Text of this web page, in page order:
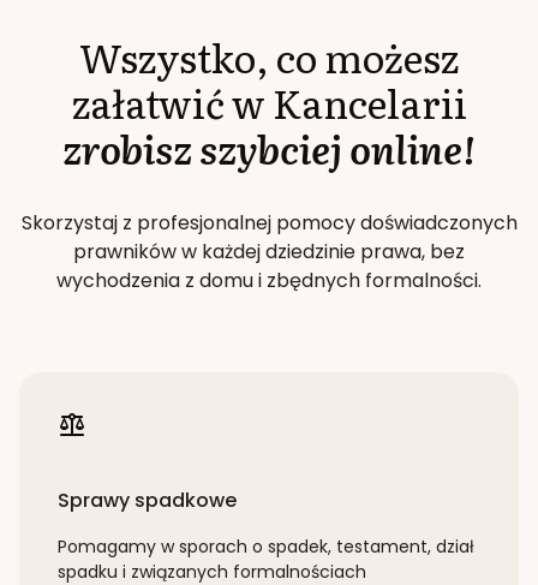
Wszystko, co możesz
załatwić w Kancelarii
zrobisz szybciej online!
Skorzystaj z profesjonalnej pomocy doświadczonych
prawników w każdej dziedzinie prawa, bez
wychodzenia z domu i zbędnych formalności.
Sprawy spadkowe
Pomagamy w sporach o spadek, testament, dział
spadku i związanych formalnościach